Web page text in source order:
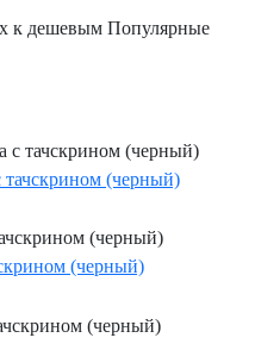
к дешевым Популярные
(черный)
(черный)